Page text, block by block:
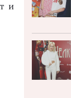
и